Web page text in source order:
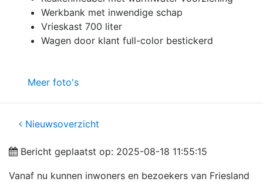
Werkbank met inwendige schap
Vrieskast 700 liter
Wagen door klant full-color bestickerd
Meer foto's
Nieuwsoverzicht
Bericht geplaatst op: 2025-08-18 11:55:15
Vanaf nu kunnen inwoners en bezoekers van Friesland